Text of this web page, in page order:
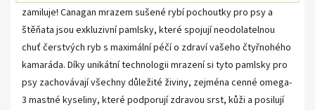
zamiluje! Canagan mrazem sušené rybí pochoutky pro psy a
štěňata jsou exkluzivní pamlsky, které spojují neodolatelnou
chuť čerstvých ryb s maximální péčí o zdraví vašeho čtyřnohého
kamaráda. Díky unikátní technologii mrazení si tyto pamlsky pro
psy zachovávají všechny důležité živiny, zejména cenné omega-
3 mastné kyseliny, které podporují zdravou srst, kůži a posilují